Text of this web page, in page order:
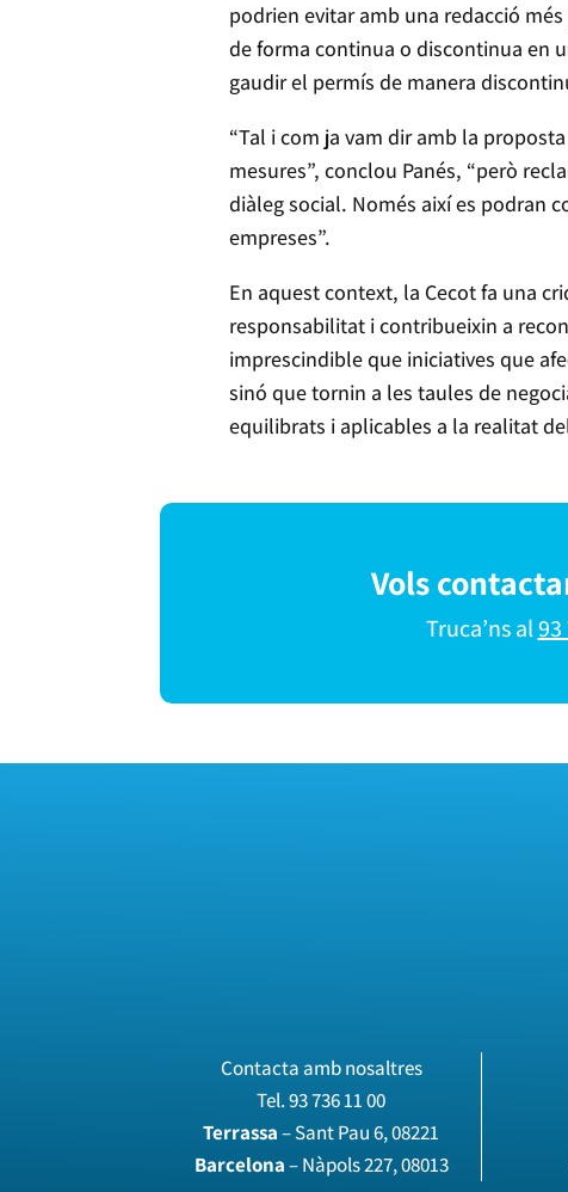
podrien evitar amb una redacció
de forma continua o discontinua en
gaudir el permís de manera
“Tal i com ja vam dir amb la
mesures”, conclou Panés, “però
diàleg social. Només així es podran
empreses”.
En aquest context, la Cecot fa una
responsabilitat i contribueixin a
imprescindible que iniciatives que
sinó que tornin a les taules de
equilibrats i aplicables a la realitat
Vols
Truca’ns al93
Contacta amb nosaltres
Tel.93 736 11 00
Terrassa– Sant Pau 6, 08221
Barcelona– Nàpols 227, 08013